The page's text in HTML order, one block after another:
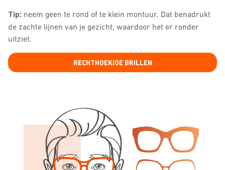
Tip: neem geen te rond of te klein montuur. Dat benadrukt
de zachte lijnen van je gezicht, waardoor het er ronder
uitziet.
RECHTHOEKIGE BRILLEN